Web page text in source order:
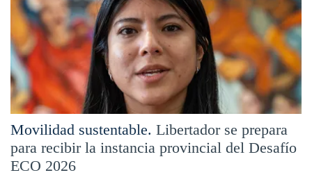
Movilidad sustentable. Libertador se prepara
para recibir la instancia provincial del Desafío
ECO 2026